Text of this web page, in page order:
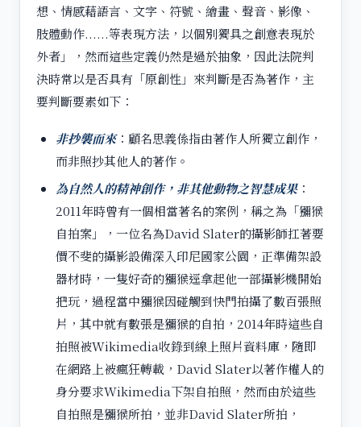
想、情感藉語言、文字、符號、繪畫、聲音、影像、
肢體動作......等表現方法，以個別獨具之創意表現於
外者」，然而這些定義仍然是過於抽象，因此法院判
決時常以是否具有「原創性」來判斷是否為著作，主
要判斷要素如下：
非抄襲而來：顧名思義係指由著作人所獨立創作，
而非照抄其他人的著作。
為自然人的精神創作，非其他動物之智慧成果：
2011年時曾有一個相當著名的案例，稱之為「獼猴
自拍案」，一位名為David Slater的攝影師扛著要
價不斐的攝影設備深入印尼國家公園，正準備架設
器材時，一隻好奇的獼猴逕拿起他一部攝影機開始
把玩，過程當中獼猴因碰觸到快門拍攝了數百張照
片，其中就有數張是獼猴的自拍，2014年時這些自
拍照被Wikimedia收錄到線上照片資料庫，隨即
在網路上被瘋狂轉載，David Slater以著作權人的
身分要求Wikimedia下架自拍照，然而由於這些
自拍照是獼猴所拍，並非David Slater所拍，